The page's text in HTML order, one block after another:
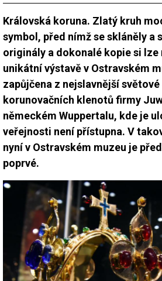
Královská koruna. Zlatý kruh
symbol, před nímž se skláněly a
originály a dokonalé kopie si lze
unikátní výstavě v Ostravském
zapůjčena z nejslavnější
korunovačních klenotů firmy
německém Wuppertalu, kde je
veřejnosti není přístupna. V
nyní v Ostravském muzeu je
poprvé.